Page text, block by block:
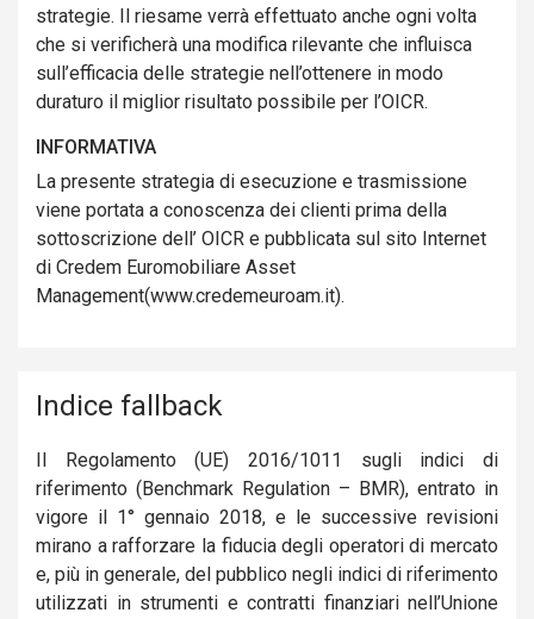
strategie. Il riesame verrà effettuato anche ogni volta
che si verificherà una modifica rilevante che influisca
sull’efficacia delle strategie nell’ottenere in modo
duraturo il miglior risultato possibile per l’OICR.
INFORMATIVA
La presente strategia di esecuzione e trasmissione
viene portata a conoscenza dei clienti prima della
sottoscrizione dell’ OICR e pubblicata sul sito Internet
di Credem Euromobiliare Asset
Management(www.credemeuroam.it).
Indice fallback
Il Regolamento (UE) 2016/1011 sugli indici di
riferimento (Benchmark Regulation – BMR), entrato in
vigore il 1° gennaio 2018, e le successive revisioni
mirano a rafforzare la fiducia degli operatori di mercato
e, più in generale, del pubblico negli indici di riferimento
utilizzati in strumenti e contratti finanziari nell’Unione